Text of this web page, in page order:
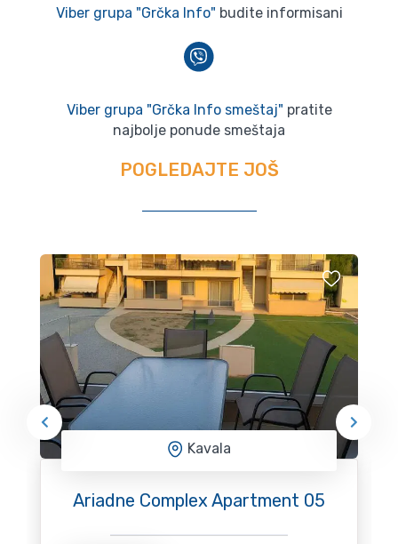
Viber grupa "Grčka Info" budite informisani
Viber grupa "Grčka Info smeštaj" pratite
najbolje ponude smeštaja
POGLEDAJTE JOŠ
Kavala
Ariadne Complex Apartment 05